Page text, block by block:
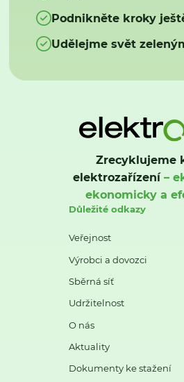
Podnikněte kroky
Udělejme svět
Zrecyklujeme
elektrozařízení–
ekonomicky a
Důležité odkazy
Veřejnost
Výrobci a dovozci
Sběrná síť
Udržitelnost
O nás
Aktuality
Dokumenty ke stažení